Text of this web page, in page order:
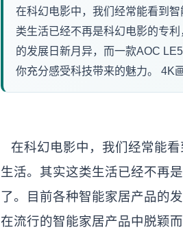
在科幻电影中，我们经常能看到
类生活已经不再是科幻电影的专
的发展日新月异，而一款AOC
你充分感受科技带来的魅力。 4K
在科幻电影中，我们经常能
生活。其实这类生活已经不再
了。目前各种智能家居产品的
在流行的智能家居产品中脱颖